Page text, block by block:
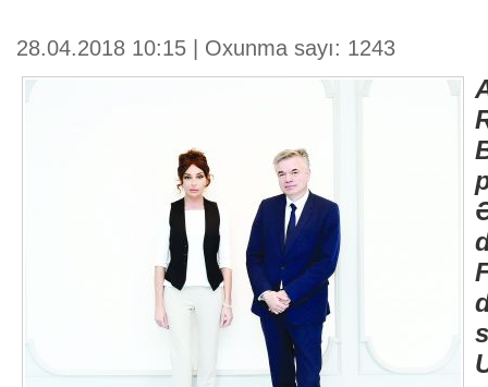
28.04.2018 10:15 | Oxunma sayı: 1243